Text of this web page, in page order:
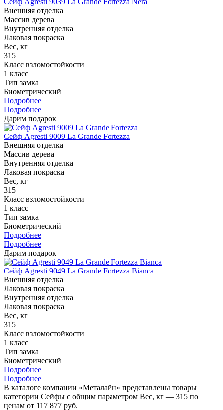
Внешняя отделка
Массив дерева
Внутренняя отделка
Лаковая покраска
Вес, кг
315
Класс взломостойкости
1 класс
Тип замка
Биометрический
Подробнее
Подробнее
Дарим подарок
Сейф Agresti 9009 La Grande Fortezza
Внешняя отделка
Массив дерева
Внутренняя отделка
Лаковая покраска
Вес, кг
315
Класс взломостойкости
1 класс
Тип замка
Биометрический
Подробнее
Подробнее
Дарим подарок
Сейф Agresti 9049 La Grande Fortezza Bianca
Внешняя отделка
Лаковая покраска
Внутренняя отделка
Лаковая покраска
Вес, кг
315
Класс взломостойкости
1 класс
Тип замка
Биометрический
Подробнее
Подробнее
В каталоге компании «Металайн» представлены товары
категории Сейфы с общим параметром Вес, кг — 315 по
ценам от 117 877 руб.